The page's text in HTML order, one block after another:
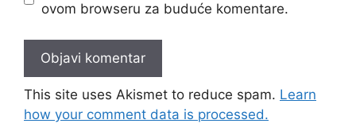
ovom browseru za buduće komentare.
This site uses Akismet to reduce spam. Learn
how your comment data is processed.